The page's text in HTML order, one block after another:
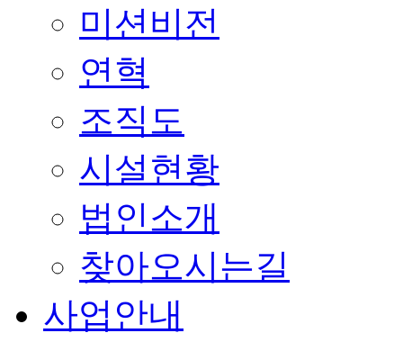
미션비전
연혁
조직도
시설현황
법인소개
찾아오시는길
사업안내